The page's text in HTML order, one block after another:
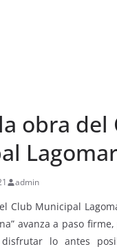
obra del
admin
Club Municipal
avanza a paso
disfrutar lo antes